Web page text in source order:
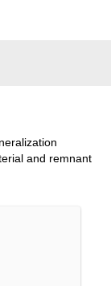
and remnant